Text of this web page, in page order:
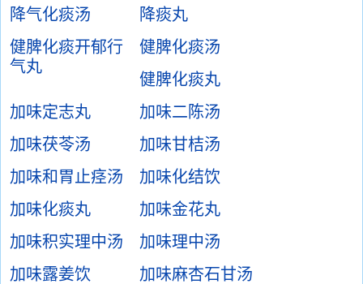
降气化痰汤
降痰丸
健脾化痰开郁行
气丸
健脾化痰汤
健脾化痰丸
加味定志丸
加味二陈汤
加味茯苓汤
加味甘桔汤
加味和胃止痉汤
加味化结饮
加味化痰丸
加味金花丸
加味积实理中汤
加味理中汤
加味露姜饮
加味麻杏石甘汤